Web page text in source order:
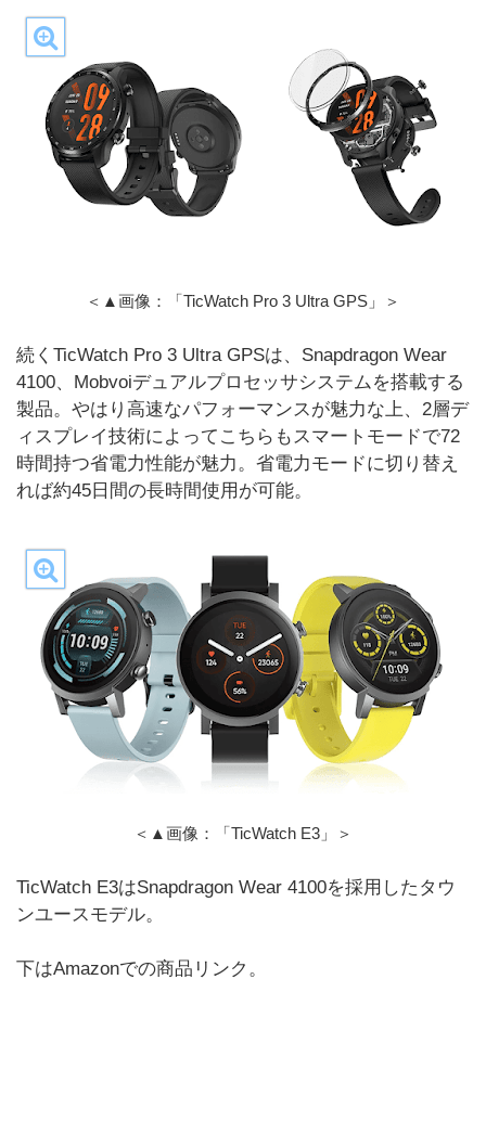
＜▲画像：「TicWatch Pro 3 Ultra GPS」＞
続くTicWatch Pro 3 Ultra GPSは、Snapdragon Wear
4100、Mobvoiデュアルプロセッサシステムを搭載する
製品。やはり高速なパフォーマンスが魅力な上、2層デ
ィスプレイ技術によってこちらもスマートモードで72
時間持つ省電力性能が魅力。省電力モードに切り替え
れば約45日間の長時間使用が可能。
＜▲画像：「TicWatch E3」＞
TicWatch E3はSnapdragon Wear 4100を採用したタウ
ンユースモデル。
下はAmazonでの商品リンク。